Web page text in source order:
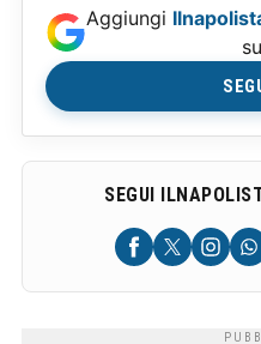
Aggiungi
SEGUI